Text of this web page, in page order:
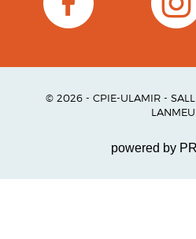
© 2026 - CPIE-ULAMIR -
powered by